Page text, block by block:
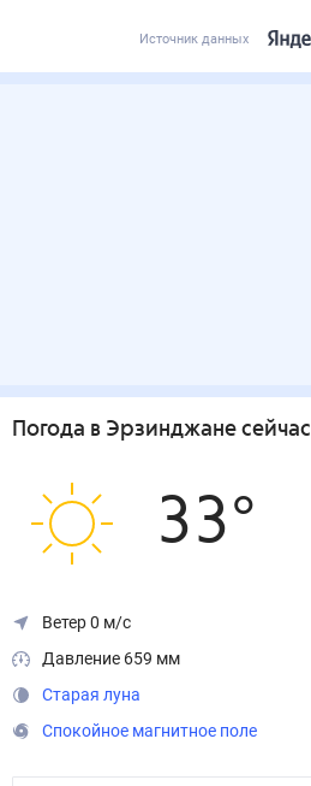
Источник данных
Погода в Эрзинджане сейчас
33°
Ветер 0 м/с
Давление 659 мм
Старая луна
Спокойное магнитное поле